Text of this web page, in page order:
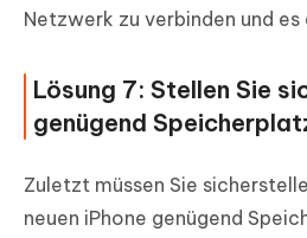
Netzwerk zu verbinden und
Lösung 7: Stellen Sie
genügend
Zuletzt müssen Sie
neuen iPhone genügend